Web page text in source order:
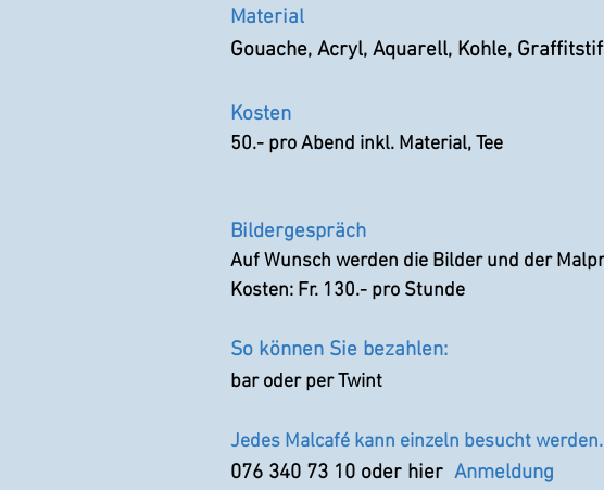
Material
Gouache, Acryl, Aquarell, Kohle,
Kosten
50.- pro Abend inkl. Material, Tee
Bildergespräch
Auf Wunsch werden die Bilder und der
Kosten: Fr. 130.- pro Stunde
So können Sie bezahlen:
bar oder per Twint
Jedes Malcafé kann einzeln besucht werden.
076 340 73 10 oder hier Anmeldung